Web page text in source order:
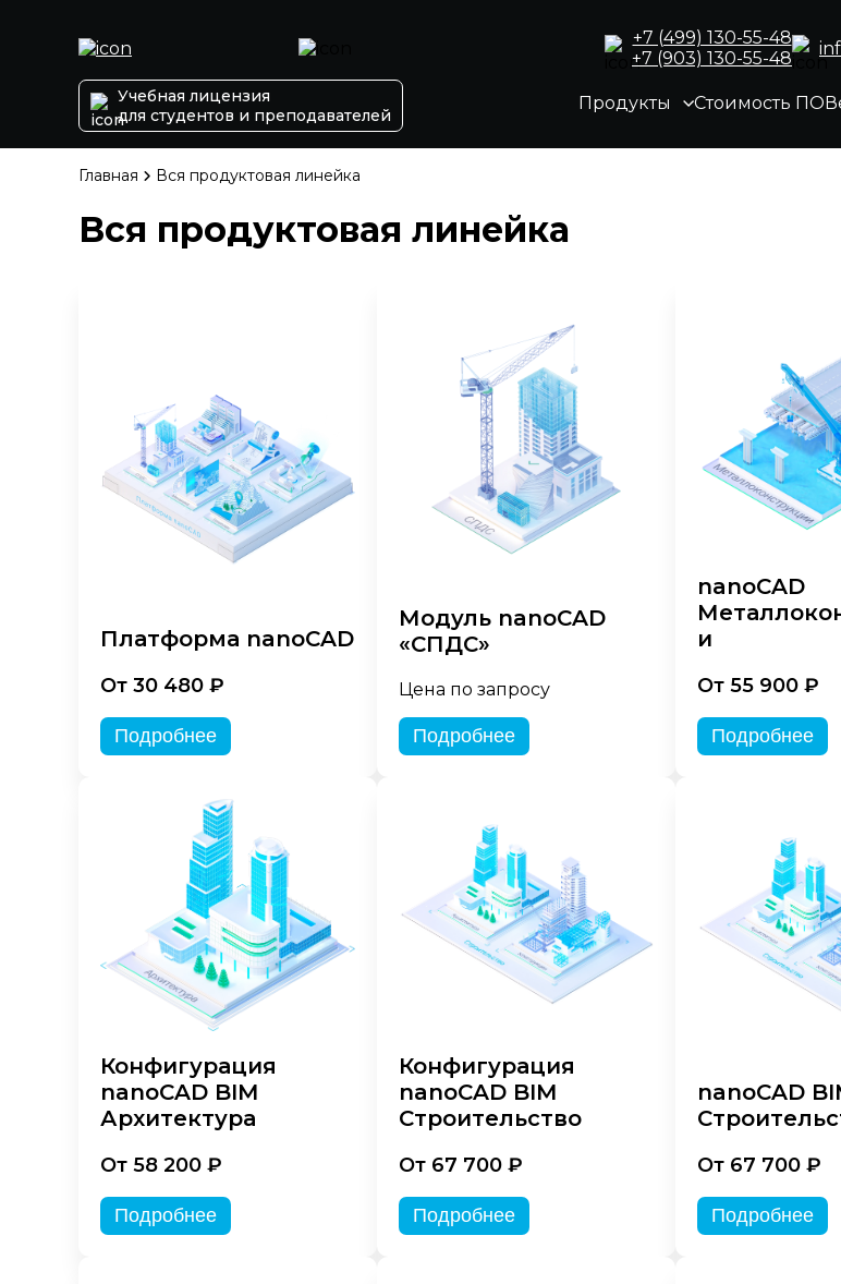
+7 (499) 130-55-48
+7 (903) 130-55-48
Учебная лицензия
для студентов и преподавателей
Продукты Стоимость ПО
Главная Вся продуктовая линейка
Вся продуктовая линейка
Платформа nanoCAD
От 30 480 ₽
Подробнее
Модуль nanoCAD
«СПДС»
Цена по запросу
Подробнее
nanoCAD
и
От 55 900 ₽
Подробнее
Конфигурация
nanoCAD BIM
Архитектура
От 58 200 ₽
Подробнее
Конфигурация
nanoCAD BIM
Строительство
От 67 700 ₽
Подробнее
nanoCAD
От 67 700 ₽
Подробнее